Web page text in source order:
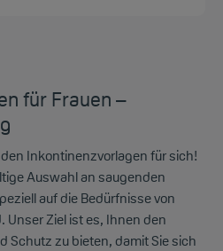
für Frauen –
Inkontinenzvorlagen für sich!
Auswahl an saugenden
auf die Bedürfnisse von
Ziel ist es, Ihnen den
Schutz zu bieten, damit Sie sich